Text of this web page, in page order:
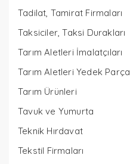
Tadilat, Tamirat Firmaları
Taksiciler, Taksi Durakları
Tarım Aletleri İmalatçıları
Tarım Aletleri Yedek Parça
Tarım Ürünleri
Tavuk ve Yumurta
Teknik Hırdavat
Tekstil Firmaları